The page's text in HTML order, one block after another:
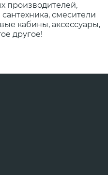
производителей,
смесители
кабины, аксессуары,
другое!